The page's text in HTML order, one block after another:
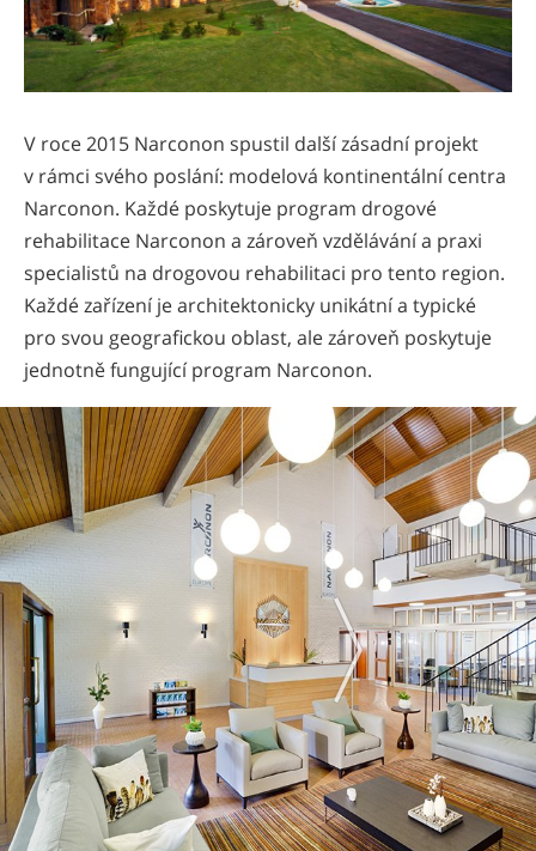
V roce 2015 Narconon spustil další zásadní projekt
v rámci svého poslání: modelová kontinentální centra
Narconon. Každé poskytuje program drogové
rehabilitace Narconon a zároveň vzdělávání a praxi
specialistů na drogovou rehabilitaci pro tento region.
Každé zařízení je architektonicky unikátní a typické
pro svou geografickou oblast, ale zároveň poskytuje
jednotně fungující program Narconon.